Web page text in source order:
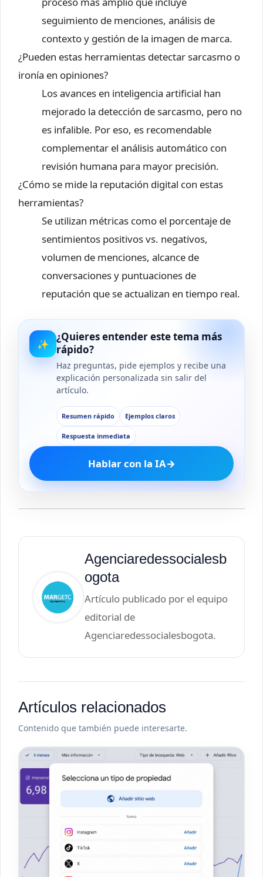
seguimiento de menciones, análisis de
contexto y gestión de la imagen de marca.
¿Pueden estas herramientas detectar sarcasmo o
ironía en opiniones?
Los avances en inteligencia artificial han
mejorado la detección de sarcasmo, pero no
es infalible. Por eso, es recomendable
complementar el análisis automático con
revisión humana para mayor precisión.
¿Cómo se mide la reputación digital con estas
herramientas?
Se utilizan métricas como el porcentaje de
sentimientos positivos vs. negativos,
volumen de menciones, alcance de
conversaciones y puntuaciones de
reputación que se actualizan en tiempo real.
✨
¿Quieres entender este tema más
rápido?
Haz preguntas, pide ejemplos y recibe una
explicación personalizada sin salir del
artículo.
Resumen rápido Ejemplos claros
Respuesta inmediata
Hablar con la IA→
Agenciaredessocialesb
ogota
Artículo publicado por el equipo
editorial de
Agenciaredessocialesbogota.
Artículos relacionados
Contenido que también puede interesarte.